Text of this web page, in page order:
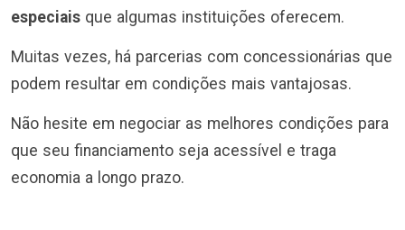
especiais que algumas instituições oferecem.
Muitas vezes, há parcerias com concessionárias que
podem resultar em condições mais vantajosas.
Não hesite em negociar as melhores condições para
que seu financiamento seja acessível e traga
economia a longo prazo.